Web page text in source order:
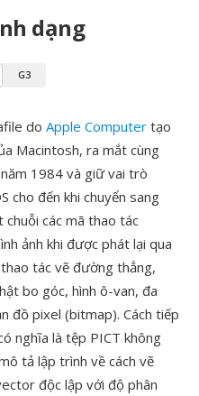
dạng
G3
do Apple Computer tạo
Macintosh, ra mắt cùng
1984 và giữ vai trò
cho đến khi chuyển sang
chuỗi các mã thao tác
ảnh khi được phát lại qua
tác vẽ đường thẳng,
bo góc, hình ô-van, đa
đồ pixel (bitmap). Cách tiếp
nghĩa là tệp PICT không
tả lập trình về cách vẽ
độc lập với độ phân